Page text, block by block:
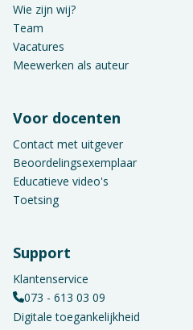
Wie zijn wij?
Team
Vacatures
Meewerken als auteur
Voor docenten
Contact met uitgever
Beoordelingsexemplaar
Educatieve video's
Toetsing
Support
Klantenservice
073 - 613 03 09
Digitale toegankelijkheid